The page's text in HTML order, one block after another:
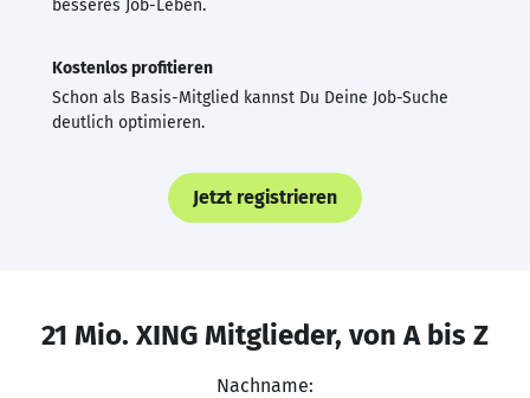
besseres Job-Leben.
Kostenlos profitieren
Schon als Basis-Mitglied kannst Du Deine Job-Suche
deutlich optimieren.
Jetzt registrieren
21 Mio. XING Mitglieder, von A bis Z
Nachname: